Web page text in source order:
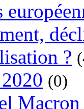
?
(0)